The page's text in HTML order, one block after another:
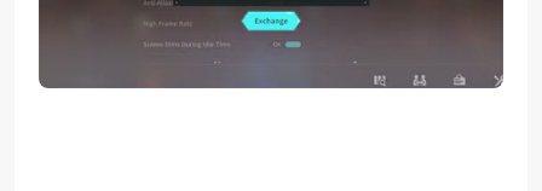
Gems, và 2 x Invitation